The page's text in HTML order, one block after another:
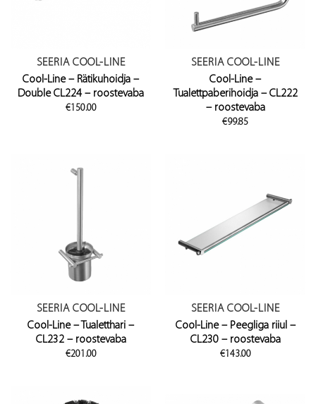
SEERIA COOL-LINE
Cool-Line – Rätikuhoidja –
Double CL224 – roostevaba
€150.00
SEERIA COOL-LINE
Cool-Line –
Tualettpaberihoidja – CL222
– roostevaba
€99.85
SEERIA COOL-LINE
Cool-Line – Tualetthari –
CL232 – roostevaba
€201.00
SEERIA COOL-LINE
Cool-Line – Peegliga riiul –
CL230 – roostevaba
€143.00